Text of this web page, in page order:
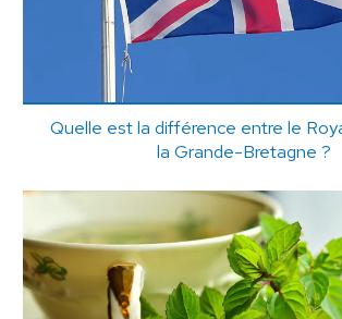
Quelle est la différence entre le
la Grande-Bretagne ?